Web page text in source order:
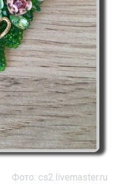
Фото: cs2.livemaster.ru